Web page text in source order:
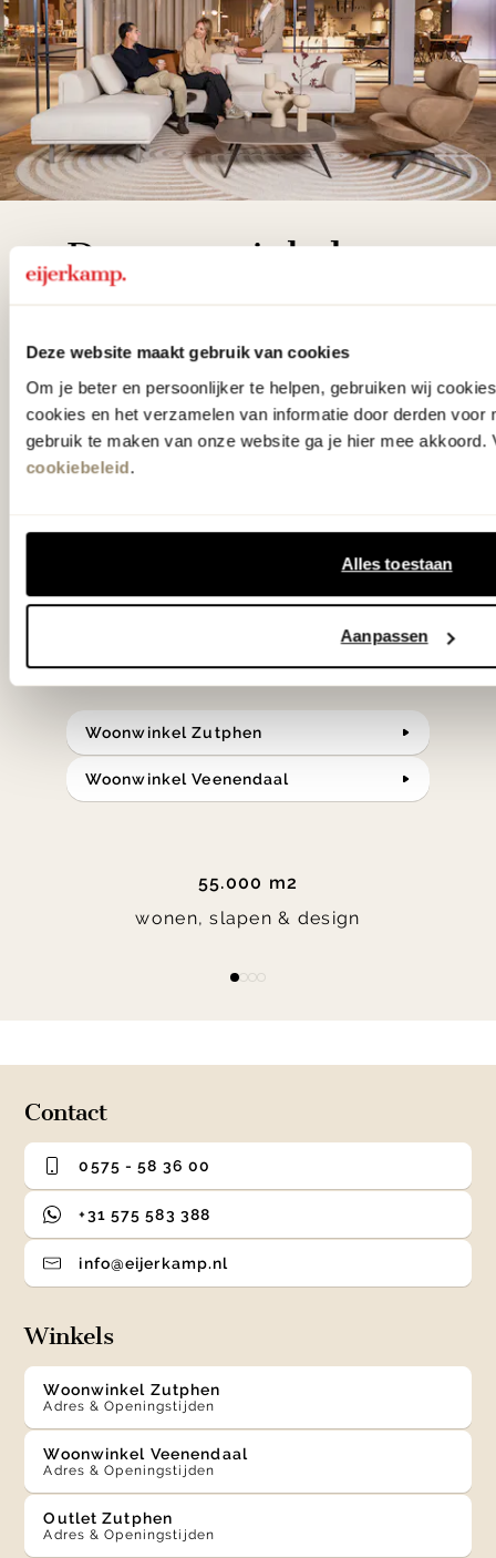
Deze website maakt gebruik van cookies
Om je beter en persoonlijker te helpen, gebruiken wij
cookies en het verzamelen van informatie door derden voor
gebruik te maken van onze website ga je hier mee akkoord.
cookiebeleid.
Alles toestaan
Aanpassen
De woonwinkel
gezien op tv!
Wie kent het programma vtwonen
'Weer verliefd op je huis' niet? We
hebben met liefde de mooiste woon-,
slaap- en designcollecties
klassiekers en de nieuwste ontwerpen
in verrassende materialen en kleuren!
Bekijk onze openingstijden en
bereken je route.
Woonwinkel Zutphen
Woonwinkel Veenendaal
55.000 m2
wonen, slapen & design
Contact
0575 - 58 36 00
+31 575 583 388
info@eijerkamp.nl
Winkels
Woonwinkel Zutphen
Adres & Openingstijden
Woonwinkel Veenendaal
Adres & Openingstijden
Outlet Zutphen
Adres & Openingstijden